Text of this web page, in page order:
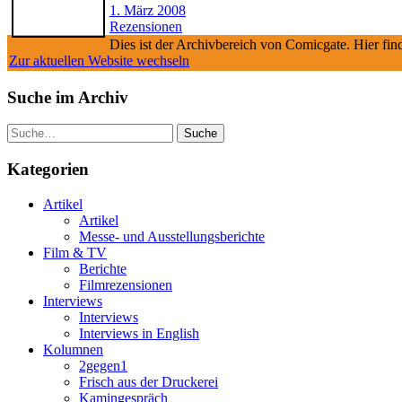
1. März 2008
Rezensionen
Dies ist der Archivbereich von Comicgate. Hier
Zur aktuellen Website wechseln
Suche im Archiv
Suche
Kategorien
Artikel
Artikel
Messe- und Ausstellungsberichte
Film & TV
Berichte
Filmrezensionen
Interviews
Interviews
Interviews in English
Kolumnen
2gegen1
Frisch aus der Druckerei
Kamingespräch